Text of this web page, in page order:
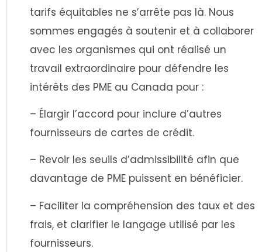
tarifs équitables ne s’arrête pas là. Nous
sommes engagés à soutenir et à collaborer
avec les organismes qui ont réalisé un
travail extraordinaire pour défendre les
intérêts des PME au Canada pour :
– Élargir l’accord pour inclure d’autres
fournisseurs de cartes de crédit.
– Revoir les seuils d’admissibilité afin que
davantage de PME puissent en bénéficier.
– Faciliter la compréhension des taux et des
frais, et clarifier le langage utilisé par les
fournisseurs.